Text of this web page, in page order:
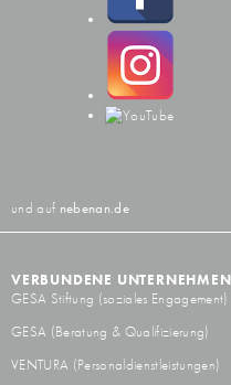
und auf nebenan.de
VERBUNDENE
GESA Stiftung (soziales Engagement)
GESA (Beratung & Qualifizierung)
VENTURA (Personaldienstleistungen)